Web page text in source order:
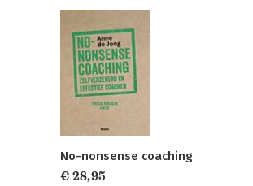
No-nonsense coaching
€ 28,95